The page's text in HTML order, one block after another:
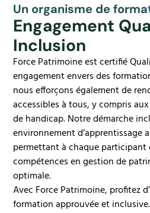
Un organisme de
Engagement
Inclusion
Force Patrimoine est certifié
engagement envers des
nous efforçons également de
accessibles à tous, y compris
de handicap. Notre démarche
environnement d’apprentissage
permettant à chaque participant
compétences en gestion de
optimale.
Avec Force Patrimoine, profitez
formation approuvée et inclusive.